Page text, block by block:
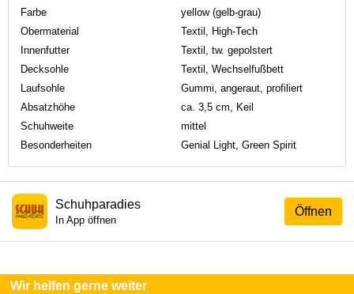
Farbe
yellow (gelb-grau)
Obermaterial
Textil, High-Tech
Innenfutter
Textil, tw. gepolstert
Decksohle
Textil, Wechselfußbett
Laufsohle
Gummi, angeraut, profiliert
Absatzhöhe
ca. 3,5 cm, Keil
Schuhweite
mittel
Besonderheiten
Genial Light, Green Spirit
Öffnen
Schuhparadies
In App öffnen
Wir helfen gerne weiter